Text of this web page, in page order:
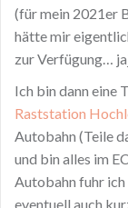
(für mein 2021er
hätte mir
zur Verfügung…
Ich bin dann eine
Raststation
Autobahn (Teile
und bin alles im
Autobahn fuhr
eventuell auch